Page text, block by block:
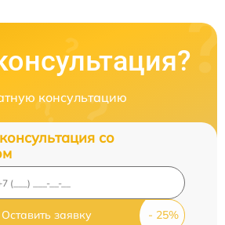
консультацию
со
Оставить заявку